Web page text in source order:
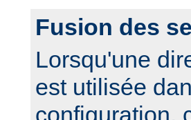
Fusion des
Lorsqu'une
est utilisée